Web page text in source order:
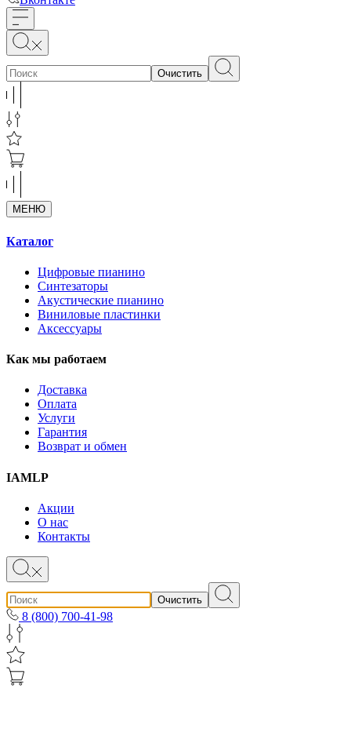
Очистить
МЕНЮ
Каталог
Цифровые пианино
Синтезаторы
Акустические пианино
Виниловые пластинки
Аксессуары
Как мы работаем
Доставка
Оплата
Услуги
Гарантия
Возврат и обмен
IAMLP
Акции
О нас
Контакты
Очистить
8 (800) 700-41-98